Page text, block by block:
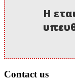
Η
Contact us